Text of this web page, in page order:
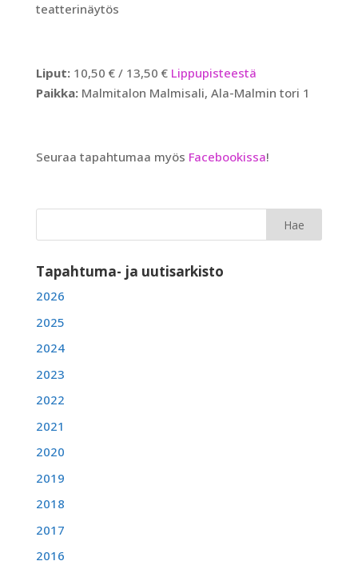
teatterinäytös
Liput:10,50 € / 13,50 € Lippupisteestä
Paikka:Malmitalon Malmisali, Ala-Malmin tori 1
Seuraa tapahtumaa myös Facebookissa!
Tapahtuma- ja uutisarkisto
2026
2025
2024
2023
2022
2021
2020
2019
2018
2017
2016